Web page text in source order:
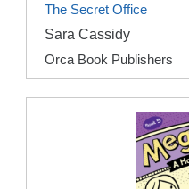
The Secret Office
Sara Cassidy
Orca Book Publishers